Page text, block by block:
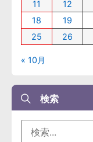
11
12
18
19
25
26
« 10月
検索